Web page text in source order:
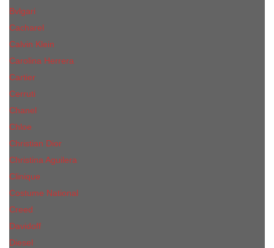
Bvlgari
Cacharel
Calvin Klein
Carolina Herrera
Cartier
Cerruti
Сhanеl
Chloe
Christian Dior
Christina Aguilera
Сliniquе
Costume National
Creed
Davidoff
Diesel